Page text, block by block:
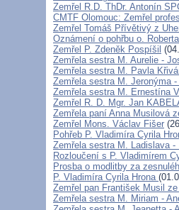
Zemřel R.D. ThDr. Antonín
CMTF Olomouc: Zemřel
Zemřel Tomáš Přívětivý z
Oznámení o pohřbu o.
Zemřel P. Zdeněk Pospíšil
Zemřela sestra M. Aurelie -
Zemřela sestra M. Pavla
Zemřela sestra M. Jeronýma
Zemřela sestra M. Ernestína
Zemřel R. D. Mgr. Jan
Zemřela paní Anna Musilová
Zemřel Mons. Václav Fišer
Pohřeb P. Vladimíra Cyrila
Zemřela sestra M. Ladislava -
Rozloučení s P. Vladimírem
Prosba o modlitby za
P. Vladimíra Cyrila Hrona
Zemřel pan František Musil
Zemřela sestra M. Miriam -